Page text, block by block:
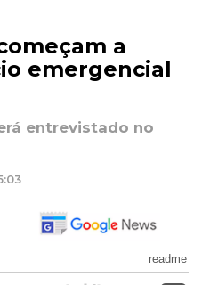
a
emergencial
entrevistado no
readme